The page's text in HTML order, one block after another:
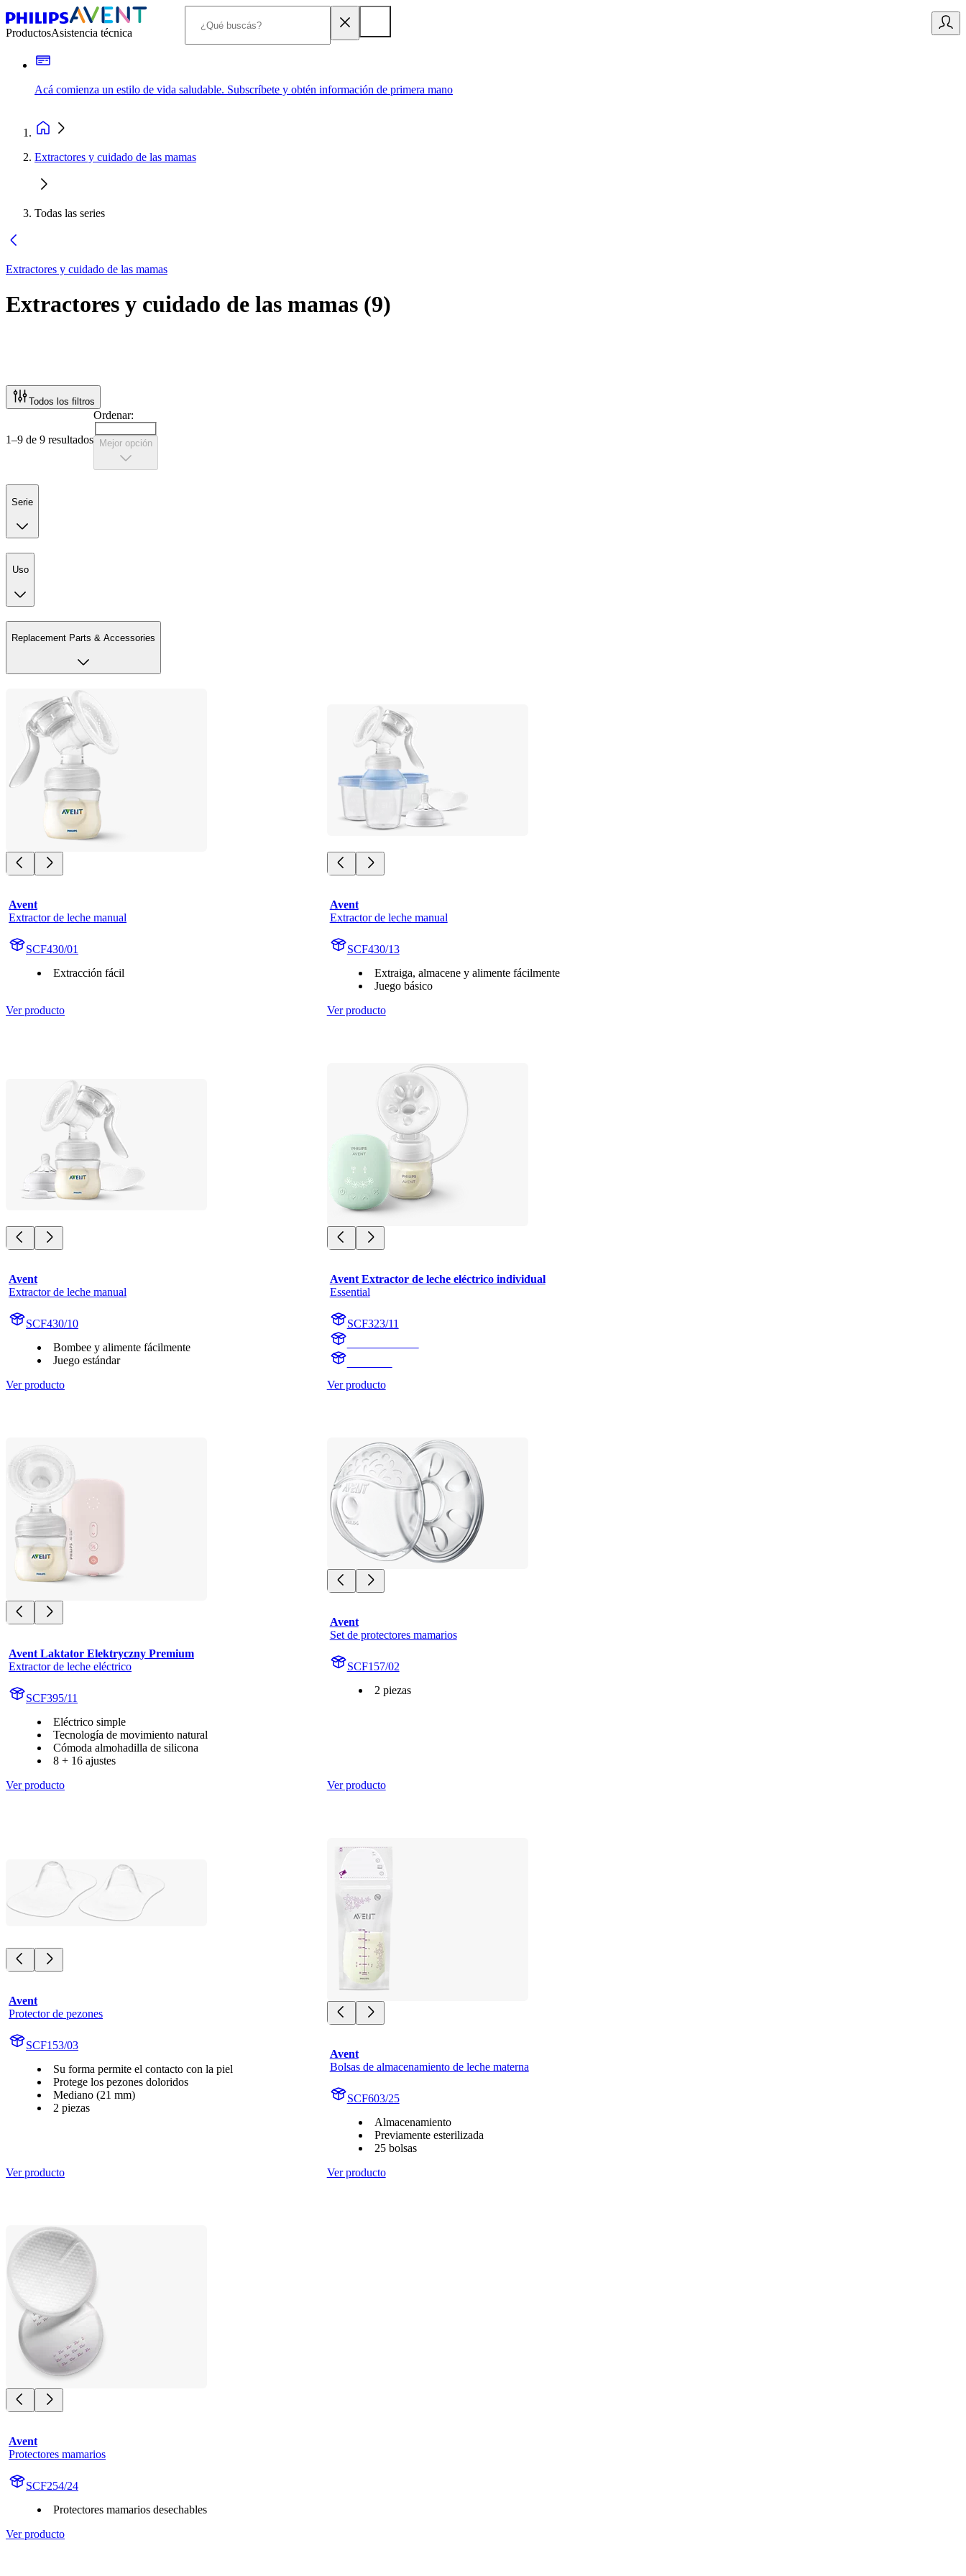
ProductosAsistencia técnica
Acá comienza un estilo de vida saludable. Subscríbete y obtén información de primera mano
Extractores y cuidado de las mamas
Todas las series
Extractores y cuidado de las mamas
Extractores y cuidado de las mamas (9)
Todos los filtros
1–9 de 9 resultados
Ordenar:
Mejor opción
Serie
Uso
Replacement Parts & Accessories
Avent
Extractor de leche manual
SCF430/01
Extracción fácil
Ver producto
Avent
Extractor de leche manual
SCF430/13
Extraiga, almacene y alimente fácilmente
Juego básico
Ver producto
Avent
Extractor de leche manual
SCF430/10
Bombee y alimente fácilmente
Juego estándar
Ver producto
Avent Extractor de leche eléctrico individual
Essential
SCF323/11
Ver producto
Avent Laktator Elektryczny Premium
Extractor de leche eléctrico
SCF395/11
Eléctrico simple
Tecnología de movimiento natural
Cómoda almohadilla de silicona
8 + 16 ajustes
Ver producto
Avent
Set de protectores mamarios
SCF157/02
2 piezas
Ver producto
Avent
Protector de pezones
SCF153/03
Su forma permite el contacto con la piel
Protege los pezones doloridos
Mediano (21 mm)
2 piezas
Ver producto
Avent
Bolsas de almacenamiento de leche materna
SCF603/25
Almacenamiento
Previamente esterilizada
25 bolsas
Ver producto
Avent
Protectores mamarios
SCF254/24
Protectores mamarios desechables
Ver producto